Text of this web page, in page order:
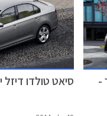
-
סיאט טולדו דיזל